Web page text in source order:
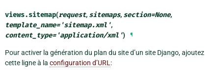
views.sitemap(request, sitemaps, section=None,
template_name='sitemap.xml',
content_type='application/xml') ¶
Pour activer la génération du plan du site d’un site Django, ajoutez
cette ligne à la configuration d’URL :